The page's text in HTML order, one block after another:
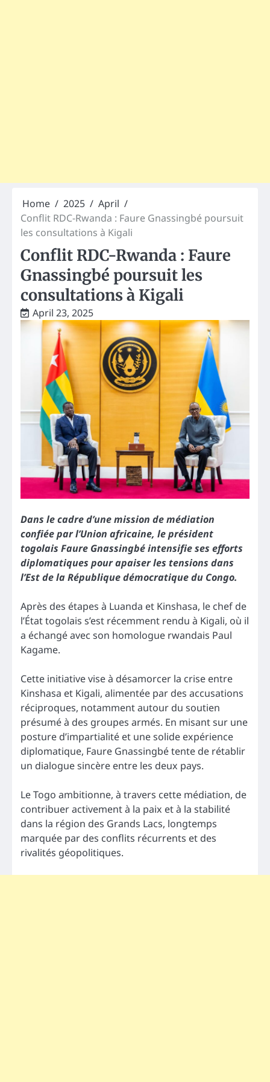
Home 2025
April
Conflit RDC-Rwanda : Faure Gnassingbé poursuit
les consultations à Kigali
Conflit RDC-Rwanda : Faure
Gnassingbé poursuit les
consultations à Kigali
April 23, 2025
Dans le cadre d’une mission de médiation
confiée par l’Union africaine, le président
togolais Faure Gnassingbé intensifie ses efforts
diplomatiques pour apaiser les tensions dans
l’Est de la République démocratique du Congo.
Après des étapes à Luanda et Kinshasa, le chef de
l’État togolais s’est récemment rendu à Kigali, où il
a échangé avec son homologue rwandais Paul
Kagame.
Cette initiative vise à désamorcer la crise entre
Kinshasa et Kigali, alimentée par des accusations
réciproques, notamment autour du soutien
présumé à des groupes armés. En misant sur une
posture d’impartialité et une solide expérience
diplomatique, Faure Gnassingbé tente de rétablir
un dialogue sincère entre les deux pays.
Le Togo ambitionne, à travers cette médiation, de
contribuer activement à la paix et à la stabilité
dans la région des Grands Lacs, longtemps
marquée par des conflits récurrents et des
rivalités géopolitiques.